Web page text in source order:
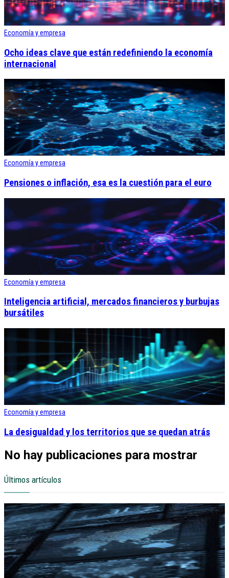
Economía y empresa
Ocho ideas clave que están redefiniendo la economía
internacional
Economía y empresa
Pensiones o inflación, esa es la cuestión para el euro
Economía y empresa
Inteligencia artificial, mercados financieros y burbujas
bursátiles
Economía y empresa
La desigualdad y los territorios que se quedan atrás
No hay publicaciones para mostrar
Últimos artículos